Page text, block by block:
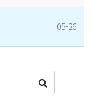
05-26